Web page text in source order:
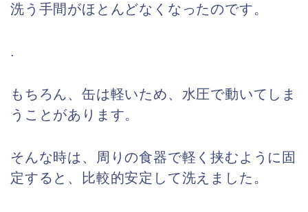
洗う手間がほとんどなくなったのです。
.
もちろん、缶は軽いため、水圧で動いてしま
うことがあります。
そんな時は、周りの食器で軽く挟むように固
定すると、比較的安定して洗えました。